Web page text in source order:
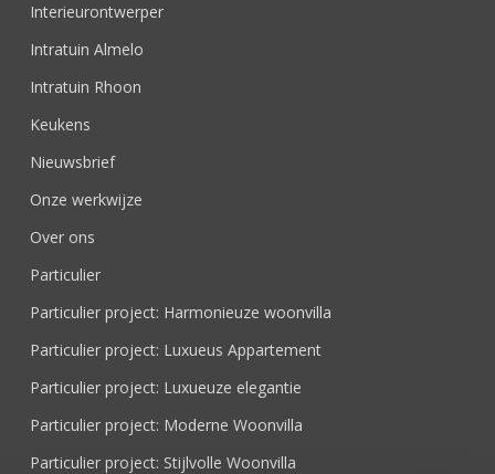
Interieurontwerper
Intratuin Almelo
Intratuin Rhoon
Keukens
Nieuwsbrief
Onze werkwijze
Over ons
Particulier
Particulier project: Harmonieuze woonvilla
Particulier project: Luxueus Appartement
Particulier project: Luxueuze elegantie
Particulier project: Moderne Woonvilla
Particulier project: Stijlvolle Woonvilla